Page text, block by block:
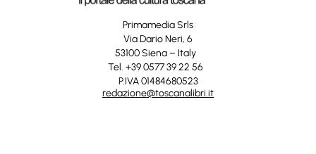
Primamedia Srls
Via Dario Neri, 6
53100 Siena – Italy
Tel. +39 0577 39 22 56
P.IVA 01484680523
redazione@toscanalibri.it